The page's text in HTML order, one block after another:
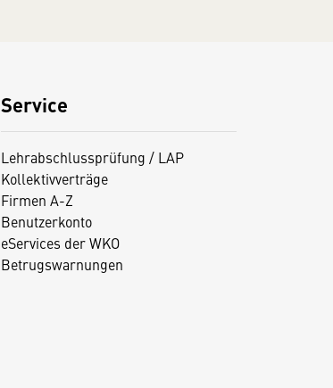
Service
Lehrabschlussprüfung / LAP
Kollektivverträge
Firmen A-Z
Benutzerkonto
eServices der WKO
Betrugswarnungen